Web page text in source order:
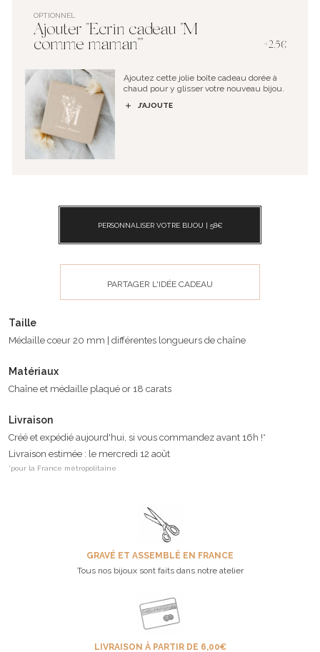
OPTIONNEL
Ajouter "Ecrin cadeau "M
comme maman""
+2.5€
Ajoutez cette jolie boîte cadeau dorée à
chaud pour y glisser votre nouveau bijou.
J’AJOUTE
PERSONNALISER VOTRE BIJOU | 58€
PARTAGER L'IDÉE CADEAU
Taille
Médaille cœur 20 mm | différentes longueurs de chaîne
Matériaux
Chaîne et médaille plaqué or 18 carats
Livraison
Créé et expédié aujourd'hui, si vous commandez avant 16h !*
Livraison estimée : le mercredi 12 août
*pour la France métropolitaine
GRAVÉ ET ASSEMBLÉ EN FRANCE
Tous nos bijoux sont faits dans notre atelier
LIVRAISON À PARTIR DE 6,00€